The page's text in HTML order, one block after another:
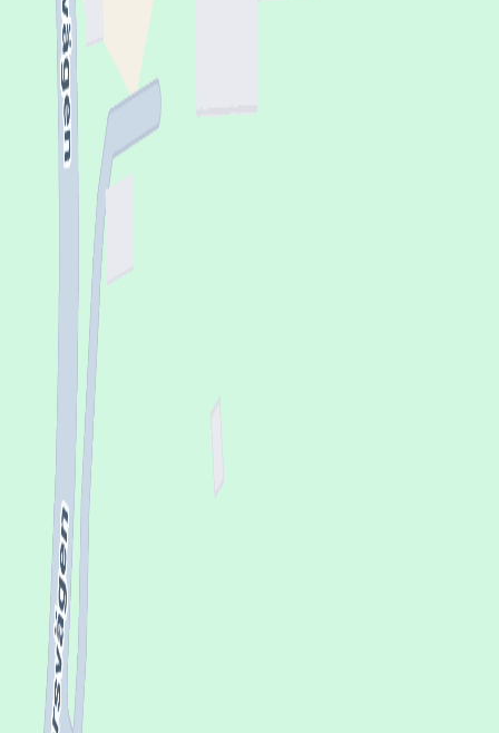
Besökstider
Måndag - Fredag
07:30 - 16:00
Hitta till mottagningen
Klicka på kartan för att få vägbeskrivning.
klicka för att öppna
en interaktiv karta
Se på kartan
Omdömen från patienter
Inga omdömen ännu. Bli den första att berätta om din
upplevelse!
Lämna omdöme
Hitta till mottagningen
Klicka på kartan för att få vägbeskrivning.
klicka för att öppna
en interaktiv karta
Se på kartan
Uppgifter från HSA-katalogen